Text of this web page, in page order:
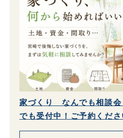
家づくり なんでも相談会
でも受付中！ご予約くださ